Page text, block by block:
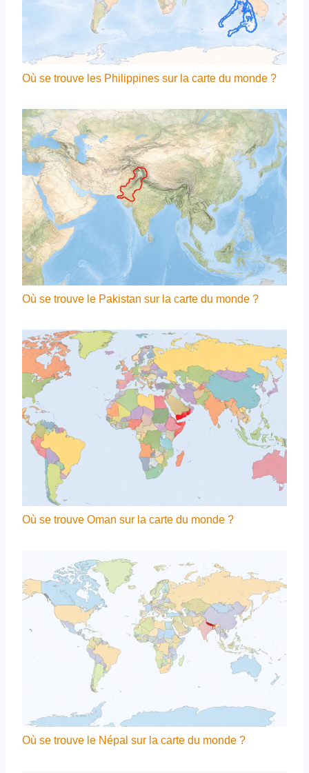
Où se trouve les Philippines sur la carte du monde ?
Où se trouve le Pakistan sur la carte du monde ?
Où se trouve Oman sur la carte du monde ?
Où se trouve le Népal sur la carte du monde ?